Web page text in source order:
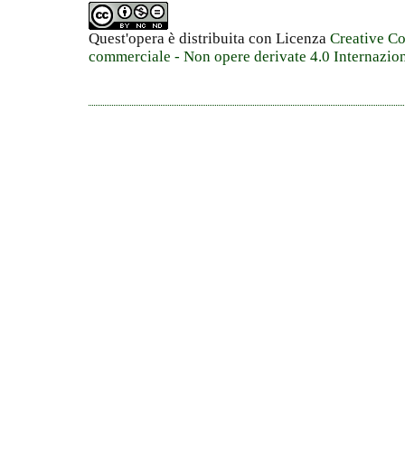
Quest'opera è distribuita con Licenza Creative
commerciale - Non opere derivate 4.0